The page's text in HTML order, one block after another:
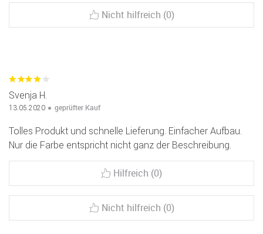
Nicht hilfreich (0)
Svenja H.
13.05.2020 geprüfter Kauf
Tolles Produkt und schnelle Lieferung. Einfacher Aufbau.
Nur die Farbe entspricht nicht ganz der Beschreibung.
Hilfreich (0)
Nicht hilfreich (0)